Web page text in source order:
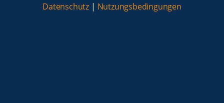
Datenschutz | Nutzungsbedingungen